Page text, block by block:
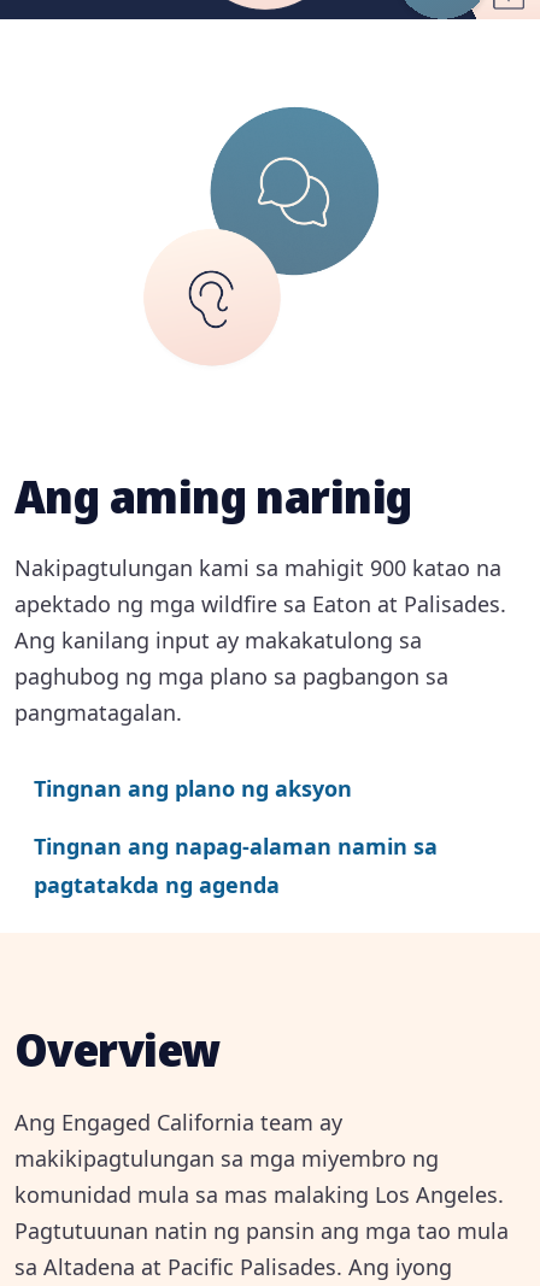
Ang aming narinig
Nakipagtulungan kami sa mahigit 900 katao na
apektado ng mga wildfire sa Eaton at Palisades.
Ang kanilang input ay makakatulong sa
paghubog ng mga plano sa pagbangon sa
pangmatagalan.
Tingnan ang plano ng aksyon
Tingnan ang napag-alaman namin sa
pagtatakda ng agenda
Overview
Ang Engaged California team ay
makikipagtulungan sa mga miyembro ng
komunidad mula sa mas malaking Los Angeles.
Pagtutuunan natin ng pansin ang mga tao mula
sa Altadena at Pacific Palisades. Ang iyong